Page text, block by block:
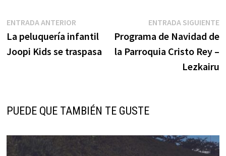
Navegación
de
entradas
ENTRADA ANTERIOREntrada
anterior:
La peluquería infantil
Joopi Kids se traspasa
ENTRADA SIGUIENTE
Programa de Navidad de
la Parroquia Cristo Rey –
Lezkairu
PUEDE QUE TAMBIÉN TE GUSTE